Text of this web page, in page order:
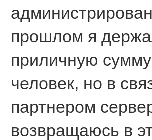
прошлом я
приличную
человек, но в
партнером
возвращаюсь в